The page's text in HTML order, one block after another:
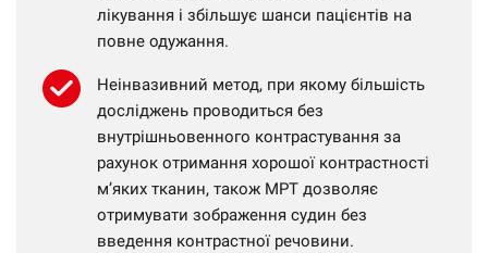
лікування і збільшує шанси пацієнтів на
повне одужання.
Неінвазивний метод, при якому більшість
досліджень проводиться без
внутрішньовенного контрастування за
рахунок отримання хорошої контрастності
м’яких тканин, також МРТ дозволяє
отримувати зображення судин без
введення контрастної речовини.